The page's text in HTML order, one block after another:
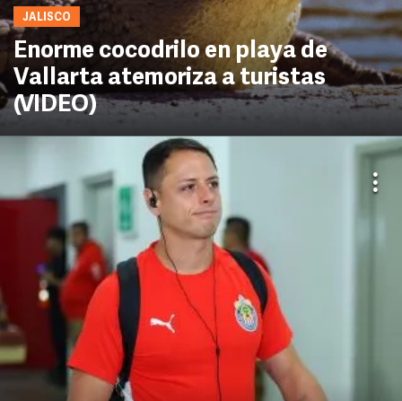
JALISCO
Enorme cocodrilo en playa de
Vallarta atemoriza a turistas
(VIDEO)